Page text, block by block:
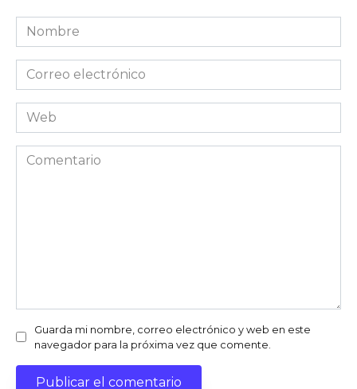
Nombre
Correo
electrónico
Web
Comentario
Guarda mi nombre, correo electrónico y web en este
navegador para la próxima vez que comente.